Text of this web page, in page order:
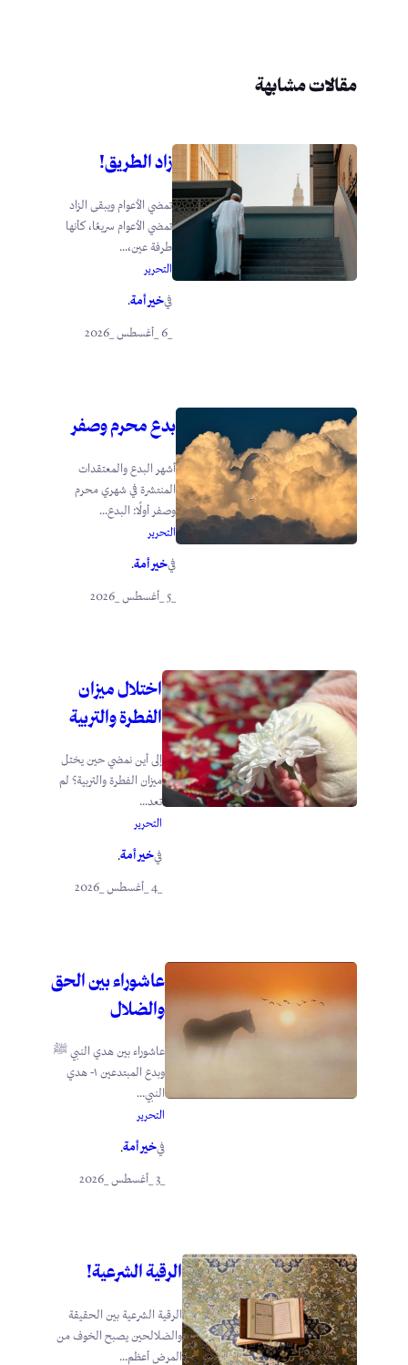
مقالات مشابهة
زاد الطريق!
تمضي الأعوام ويبقى الزاد
تمضي الأعوام سريعًا، كأنها
طرفة عين،...
التحرير
فيخير أمة.
بدع محرم وصفر
أشهر البدع والمعتقدات
المنتشرة في شهري محرم
وصفر أولًا: البدع...
التحرير
فيخير أمة.
_5 _أغسطس _2026
اختلال ميزان
الفطرة والتربية
إلى أين نمضي حين يختل
ميزان الفطرة والتربية؟ لم
تعد...
التحرير
فيخير أمة.
_4 _أغسطس _2026
عاشوراء بين الحق
والضلال
عاشوراء بين هدي النبي ﷺ
وبدع المبتدعين ١- هدي
النبي...
التحرير
فيخير أمة.
الرقية الشرعية!
الرقية الشرعية بين الحقيقة
والضلالحين يصبح الخوف من
المرض أعظم...